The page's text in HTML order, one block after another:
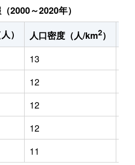
2000～2020年）
） 人口密度（人/km2）
13
12
12
12
11